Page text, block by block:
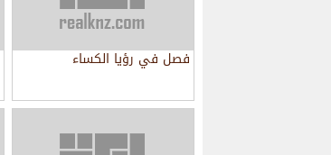
فصل في رؤيا الكساء